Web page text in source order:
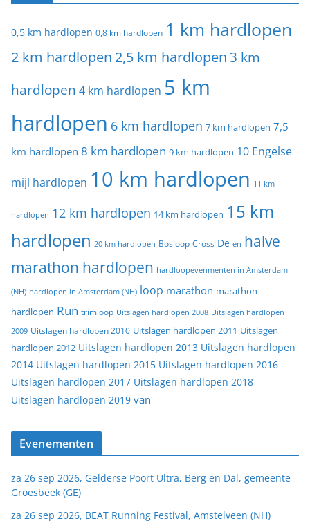
0,5 km hardlopen 0,8 km hardlopen 1 km hardlopen
2 km hardlopen 2,5 km hardlopen 3 km
hardlopen 4 km hardlopen 5 km
hardlopen 6 km hardlopen 7 km hardlopen 7,5
km hardlopen 8 km hardlopen 9 km hardlopen 10 Engelse
mijl hardlopen 10 km hardlopen 11 km
hardlopen 12 km hardlopen 14 km hardlopen 15 km
hardlopen 20 km hardlopen Bosloop Cross De en halve
marathon hardlopen hardloopevenmenten in Amsterdam
(NH) hardlopen in Amsterdam (NH) loop marathon marathon
hardlopen Run trimloop Uitslagen hardlopen 2008 Uitslagen hardlopen
2009 Uitslagen hardlopen 2010 Uitslagen hardlopen 2011 Uitslagen
hardlopen 2012 Uitslagen hardlopen 2013 Uitslagen hardlopen
2014 Uitslagen hardlopen 2015 Uitslagen hardlopen 2016
Uitslagen hardlopen 2017 Uitslagen hardlopen 2018
Uitslagen hardlopen 2019 van
Evenementen
za 26 sep 2026, Gelderse Poort Ultra, Berg en Dal, gemeente
Groesbeek (GE)
za 26 sep 2026, BEAT Running Festival, Amstelveen (NH)